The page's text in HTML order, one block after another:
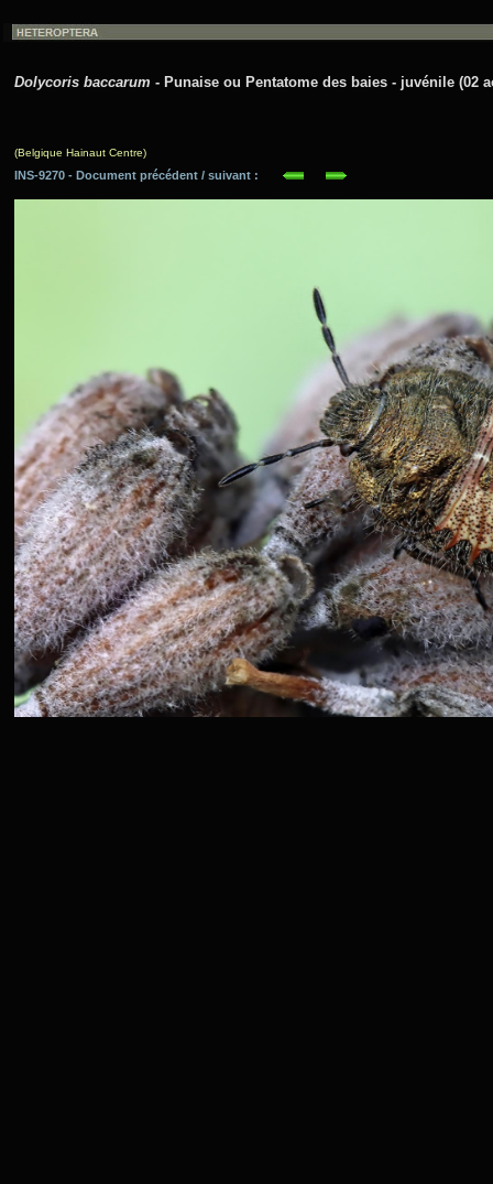
Dolycoris baccarum - Punaise ou Pentatome des baies - juvénile (02
(Belgique Hainaut Centre)
INS-9270 - Document précédent / suivant :